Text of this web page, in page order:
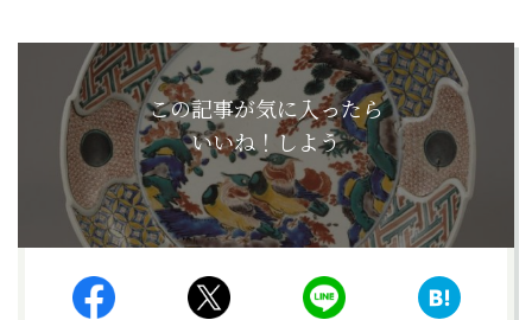
この記事が気に入ったら
いいね！しよう